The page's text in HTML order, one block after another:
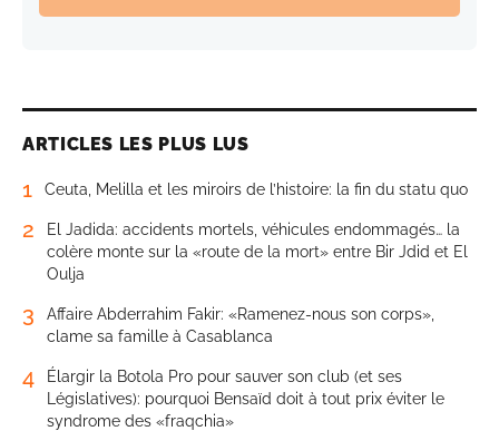
ARTICLES LES PLUS LUS
1 Ceuta, Melilla et les miroirs de l’histoire: la fin du statu quo
2
El Jadida: accidents mortels, véhicules endommagés… la
colère monte sur la «route de la mort» entre Bir Jdid et El
Oulja
3
Affaire Abderrahim Fakir: «Ramenez-nous son corps»,
clame sa famille à Casablanca
4
Élargir la Botola Pro pour sauver son club (et ses
Législatives): pourquoi Bensaïd doit à tout prix éviter le
syndrome des «fraqchia»